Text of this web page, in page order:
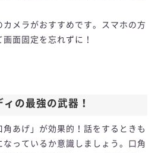
カメラがおすすめです。スマホの方
面固定を忘れずに！
の最強の武器！
あげ」が効果的！話をするときも
なっているか意識しましょう。口角